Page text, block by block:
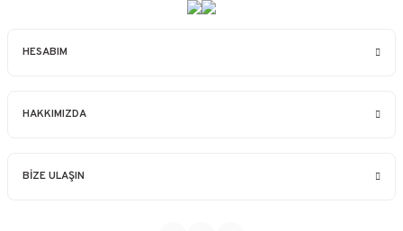
HESABIM
HAKKIMIZDA
BİZE ULAŞIN